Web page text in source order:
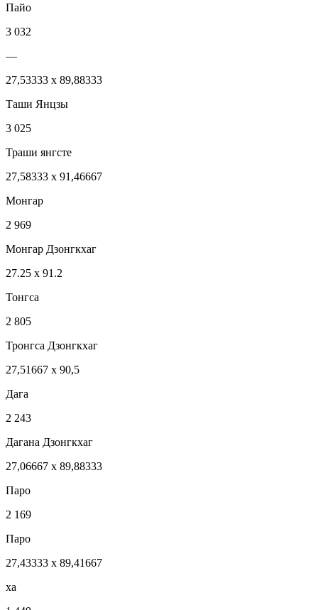
Пайо
3 032
—
27,53333 x 89,88333
Таши Янцзы
3 025
Траши янгсте
27,58333 x 91,46667
Монгар
2 969
Монгар Дзонгкхаг
27.25 x 91.2
Тонгса
2 805
Тронгса Дзонгкхаг
27,51667 x 90,5
Дага
2 243
Дагана Дзонгкхаг
27,06667 x 89,88333
Паро
2 169
Паро
27,43333 x 89,41667
xа